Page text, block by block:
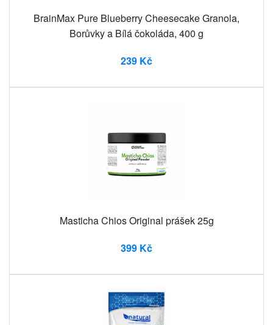
BrainMax Pure Blueberry Cheesecake Granola,
Borůvky a Bílá čokoláda, 400 g
239 Kč
Masticha Chios Original prášek 25g
399 Kč